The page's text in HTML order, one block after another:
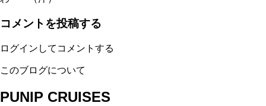
コメントを投稿する
ログインしてコメントする
このブログについて
PUNIP CRUISES